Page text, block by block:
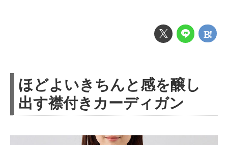
ほどよいきちんと感を醸し
出す襟付きカーディガン